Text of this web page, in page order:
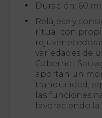
PT
FR
EN
ES
Inicio
Habitaciones
Natura Club
Duración: 60
Relájese y
ritual con
variedades de
Cabernet
aportan un
tranquilidad,
las funciones
favoreciendo